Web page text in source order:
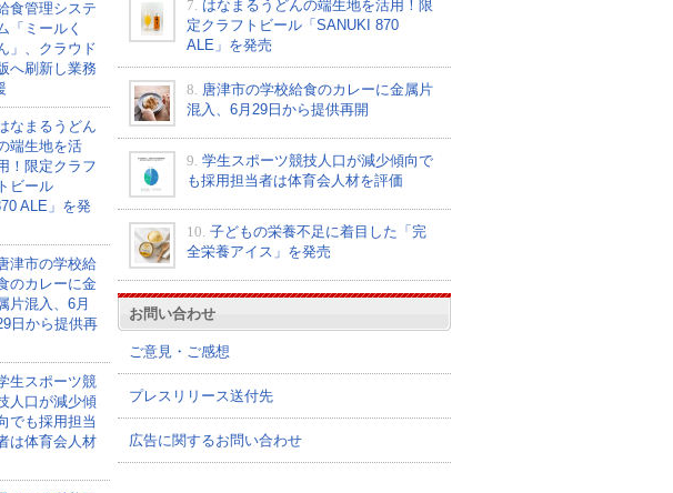
食管理システ
「ミールく
」、クラウド
へ刷新し業務
なまるうどん
端生地を活
！限定クラフ
トビール
ALE」を発
津市の学校給
のカレーに金
片混入、6月
日から提供再
生スポーツ競
人口が減少傾
でも採用担当
は体育会人材
7. はなまるうどんの端生地を活用！限
定クラフトビール「SANUKI 870
ALE」を発売
8. 唐津市の学校給食のカレーに金属片
混入、6月29日から提供再開
9. 学生スポーツ競技人口が減少傾向で
も採用担当者は体育会人材を評価
10. 子どもの栄養不足に着目した「完
全栄養アイス」を発売
お問い合わせ
ご意見・ご感想
プレスリリース送付先
広告に関するお問い合わせ